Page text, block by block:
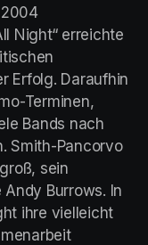
2004
Night“ erreichte
Erfolg. Daraufhin
Terminen,
Bands nach
Smith-Pancorvo
sein
Burrows. In
ihre vielleicht